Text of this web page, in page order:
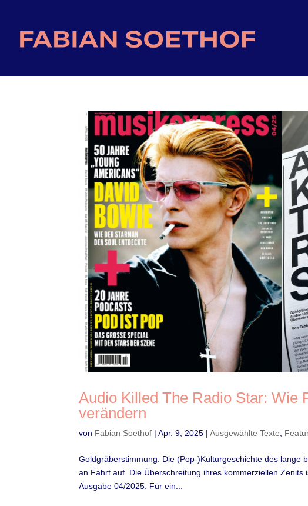
Audio Killed The Radio Star: Wie
verändern
von Fabian Soethof |Apr. 9, 2025 |Ausgewählte Texte
Goldgräberstimmung: Die (Pop-)Kulturgeschichte des lange
an Fahrt auf. Die Überschreitung ihres kommerziellen
Ausgabe 04/2025. Für ein...